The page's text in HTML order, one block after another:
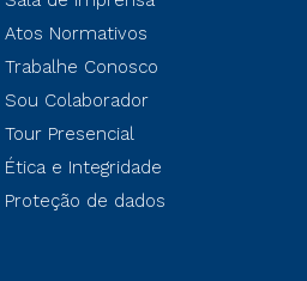
Atos Normativos
Trabalhe Conosco
Sou Colaborador
Tour Presencial
Ética e Integridade
Proteção de dados